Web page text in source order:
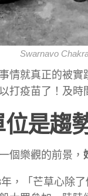
Swarnavo
情就真正的被
打疫苗了！及
是趨
個樂觀的前景，
，「芒草心除